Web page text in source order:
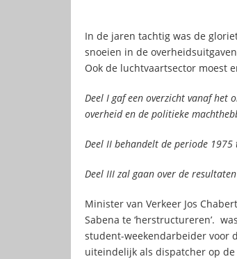
In de jaren tachtig was de
snoeien in de
Ook de luchtvaartsector moest
Deel I gaf een overzicht vanaf het
overheid en de politieke
Deel II behandelt de periode
Deel III zal gaan over de
Minister van Verkeer Jos
Sabena te ‘herstructureren’.
student-weekendarbeider voor
uiteindelijk als dispatcher op